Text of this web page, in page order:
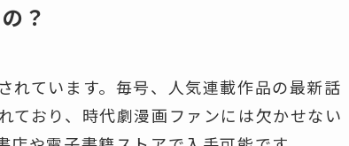
？
れています。毎号、人気連載作品の最新話
ており、時代劇漫画ファンには欠かせない